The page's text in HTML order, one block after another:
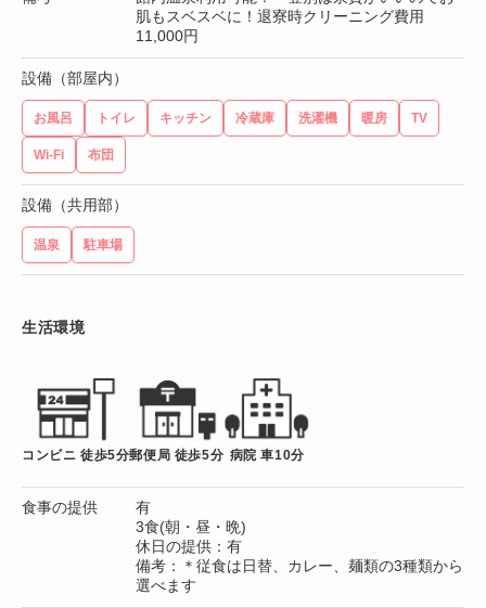
肌もスベスベに！退寮時クリーニング費用
11,000円
設備（部屋内）
お風呂 トイレ キッチン 冷蔵庫 洗濯機 暖房 TV
Wi-Fi 布団
設備（共用部）
温泉 駐車場
生活環境
コンビニ 徒歩5分郵便局 徒歩5分 病院 車10分
食事の提供
有
3食(朝・昼・晩)
休日の提供：有
備考：＊従食は日替、カレー、麺類の3種類から
選べます